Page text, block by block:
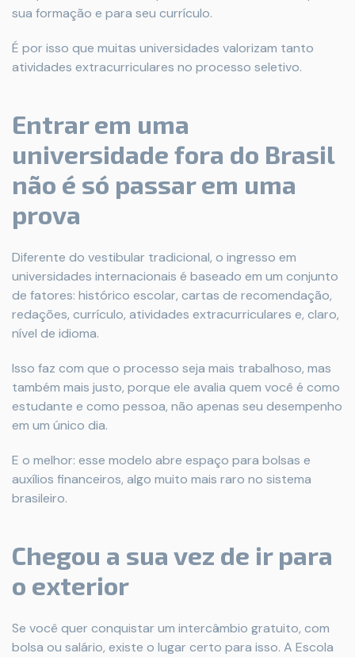
sua formação e para seu currículo.
É por isso que muitas universidades valorizam tanto
atividades extracurriculares no processo seletivo.
Entrar em uma
universidade fora do Brasil
não é só passar em uma
prova
Diferente do vestibular tradicional, o ingresso em
universidades internacionais é baseado em um conjunto
de fatores: histórico escolar, cartas de recomendação,
redações, currículo, atividades extracurriculares e, claro,
nível de idioma.
Isso faz com que o processo seja mais trabalhoso, mas
também mais justo, porque ele avalia quem você é como
estudante e como pessoa, não apenas seu desempenho
em um único dia.
E o melhor: esse modelo abre espaço para bolsas e
auxílios financeiros, algo muito mais raro no sistema
brasileiro.
Chegou a sua vez de ir para
o exterior
Se você quer conquistar um intercâmbio gratuito, com
bolsa ou salário, existe o lugar certo para isso. A Escola